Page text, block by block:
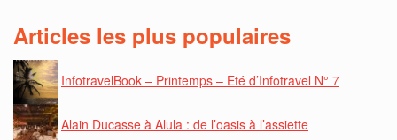
Articles les plus populaires
InfotravelBook – Printemps – Eté d’Infotravel N° 7
Alain Ducasse à Alula : de l’oasis à l’assiette